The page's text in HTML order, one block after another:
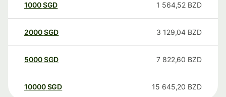
1000SGD 1 564,52 BZD
2000SGD 3 129,04 BZD
5000SGD 7 822,60 BZD
10000 SGD 15 645,20 BZD